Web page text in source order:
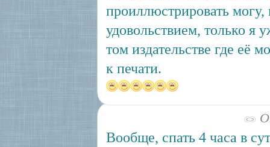
проиллюстрировать могу,
удовольствием, только я
том издательстве где её
к печати.
Вообще, спать 4 часа в